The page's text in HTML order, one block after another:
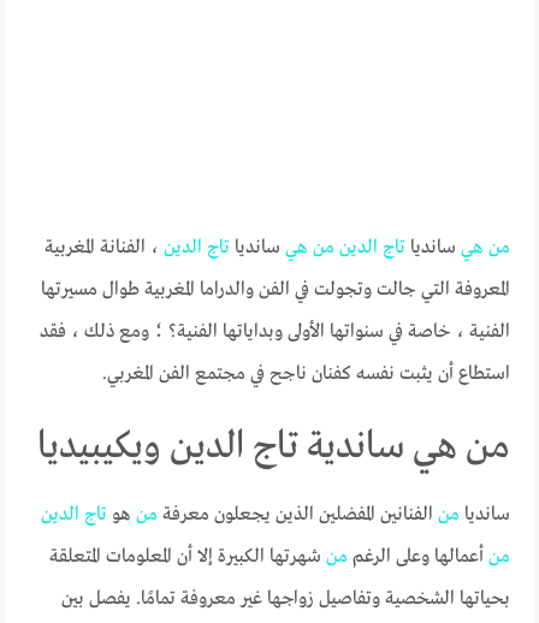
من هي ساندياتاج الدين من هي ساندياتاج الدين ، الفنانة المغربية
المعروفة التي جالت وتجولت في الفن والدراما المغربية طوال مسيرتها
الفنية ، خاصة في سنواتها الأولى وبداياتها الفنية؟ ؛ ومع ذلك ، فقد
استطاع أن يثبت نفسه كفنان ناجح في مجتمع الفن المغربي.
من هي ساندية تاج الدين ويكيبيديا
سانديا من الفنانين المفضلين الذين يجعلون معرفة من هوتاج الدين
من أعمالها وعلى الرغم من شهرتها الكبيرة إلا أن المعلومات المتعلقة
بحياتها الشخصية وتفاصيل زواجها غير معروفة تمامًا. يفصل بين